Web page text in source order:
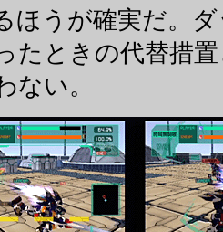
ほうが確実だ。
たときの代替措
ない。